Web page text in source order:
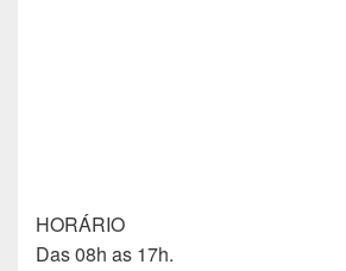
HORÁRIO
Das 08h as 17h.